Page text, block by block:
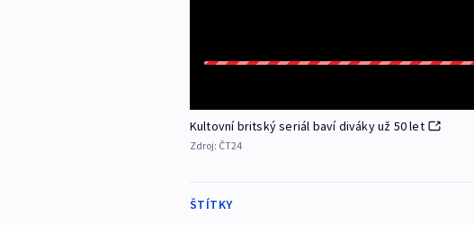
Kultovní britský seriál baví diváky už 50 let
Zdroj: ČT24
ŠTÍTKY